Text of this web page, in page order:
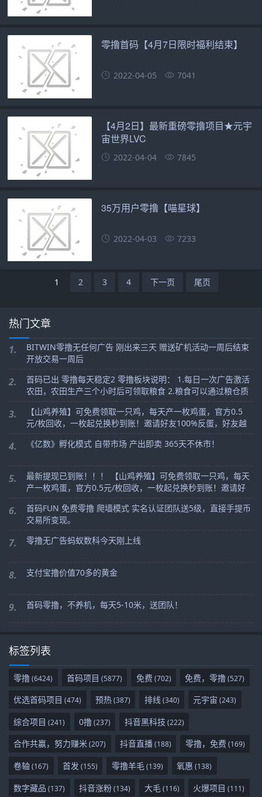
零撸首码【4月7日限时福利结束】
2022-04-05 7041
【4月2日】最新重磅零撸项目★元宇
宙世界LVC
2022-04-04 7845
35万用户零撸【喵星球】
2022-04-03 7233
1 2 3 4 下一页 尾页
热门文章
1.
BITWIN零撸无任何广告 刚出来三天 赠送矿机活动一周后结束
开放交易一周后
2.
首码已出 零撸每天稳定2 零撸板块说明： 1.每日一次广告激活
农田，农田生产三个小时后可领取粮食 2.粮食可以通过粮仓质
3.
【山鸡养殖】可免费领取一只鸡，每天产一枚鸡蛋，官方0.5
元/枚回收，一枚起兑换秒到账！邀请好友100%反蛋，好友越
4. 《亿数》孵化模式 自带市场 产出即卖 365天不休市！
5.
最新提现已到账！！！ 【山鸡养殖】可免费领取一只鸡，每天
产一枚鸡蛋，官方0.5元/枚回收，一枚起兑换秒到账！邀请好
6.
首码FUN 免费零撸 爬墙模式 实名认证团队送5级，直接手提币
交易所变现。
7. 零撸无广告蚂蚁数科今天刚上线
8. 支付宝撸价值70多的黄金
9. 首码零撸，不养机，每天5-10米，送团队！
标签列表
零撸(6424) 首码项目 (5877) 免费 (702) 免费，零撸(527)
优选首码项目 (474) 预热(387) 排线(340) 元宇宙 (243)
综合项目 (241) 0撸(237) 抖音黑科技 (222)
合作共赢，努力赚米(207) 抖音直播(188) 零撸，免费 (169)
卷轴 (167) 首发 (155) 零撸羊毛(139) 氧惠 (138)
数字藏品 (137) 抖音涨粉(134) 大毛(116) 火爆项目 (111)